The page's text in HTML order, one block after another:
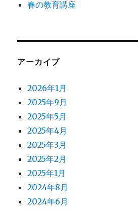
春の教育講座
アーカイブ
2026年1月
2025年9月
2025年5月
2025年4月
2025年3月
2025年2月
2025年1月
2024年8月
2024年6月